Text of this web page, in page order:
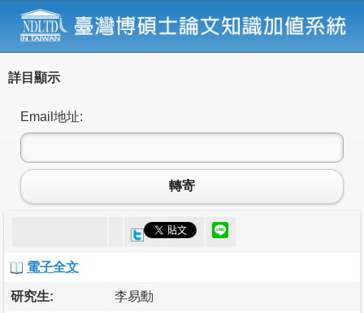
詳目顯示
Email地址:
轉寄
電子全文
研究生: 李易勳